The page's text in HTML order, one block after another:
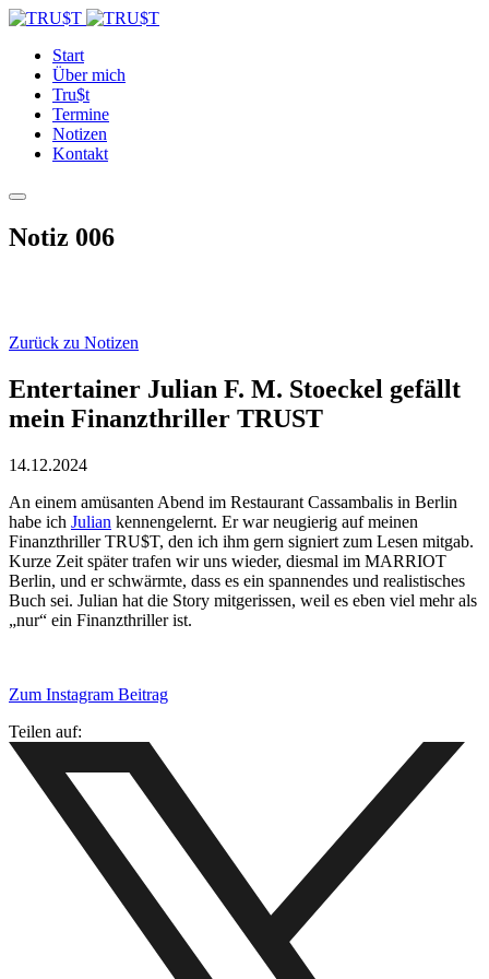
Start
Über mich
Tru$t
Termine
Notizen
Kontakt
Notiz 006
Zurück zu Notizen
Entertainer Julian F. M. Stoeckel gefällt
mein Finanzthriller TRUST
14.12.2024
An einem amüsanten Abend im Restaurant Cassambalis in Berlin
habe ich Julian kennengelernt. Er war neugierig auf meinen
Finanzthriller TRU$T, den ich ihm gern signiert zum Lesen mitgab.
Kurze Zeit später trafen wir uns wieder, diesmal im MARRIOT
Berlin, und er schwärmte, dass es ein spannendes und realistisches
Buch sei. Julian hat die Story mitgerissen, weil es eben viel mehr als
„nur“ ein Finanzthriller ist.
Zum Instagram Beitrag
Teilen auf: